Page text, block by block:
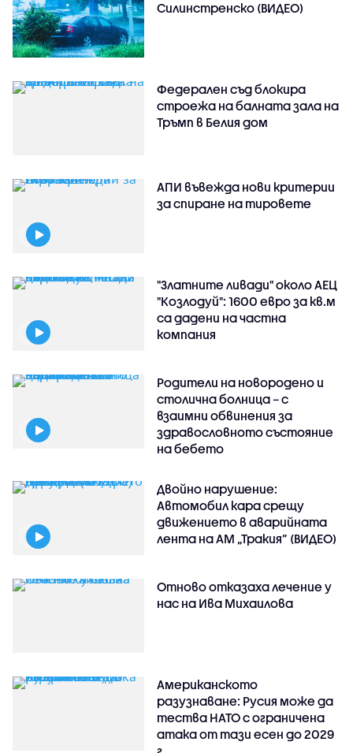
Силинстренско (ВИДЕО)
Федерален съд блокира
строежа на балната зала на
Тръмп в Белия дом
АПИ въвежда нови критерии
за спиране на тировете
"Златните ливади" около АЕЦ
"Козлодуй": 1600 евро за кв.м
са дадени на частна
компания
Родители на новородено и
столична болница – с
взаимни обвинения за
здравословното състояние
на бебето
Двойно нарушение:
Автомобил кара срещу
движението в аварийната
лента на АМ „Тракия” (ВИДЕО)
Отново отказаха лечение у
нас на Ива Михаилова
Американското
разузнаване: Русия може да
тества НАТО с ограничена
атака от тази есен до 2029